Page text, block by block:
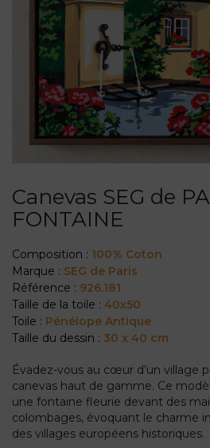
Canevas SEG de
FONTAINE
Composition : 100% Coton
Marque : SEG de Paris
Référence : 926.181
Taille de la toile : 40x50
Toile : Pénélope Antique
Taille du dessin : 30 x 40 cm
Évadez-vous au cœur d’un village
canevas haut de gamme. Ce
une fontaine fleurie devant des
colombages, évoquant le charme
des villages européens historiques.